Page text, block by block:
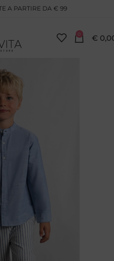
A PARTIRE DA € 99
0 €